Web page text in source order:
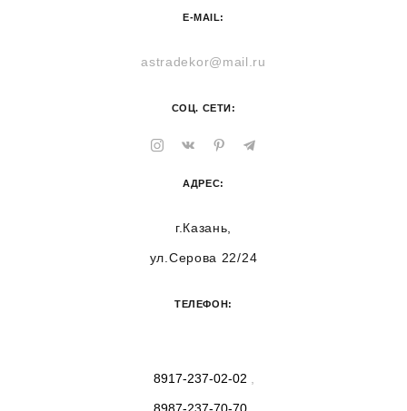
E-MAIL:
astradekor@mail.ru
СОЦ. СЕТИ:
АДРЕС:
г.Казань,
ул.Серова 22/24
ТЕЛЕФОН:
8917-237-02-02